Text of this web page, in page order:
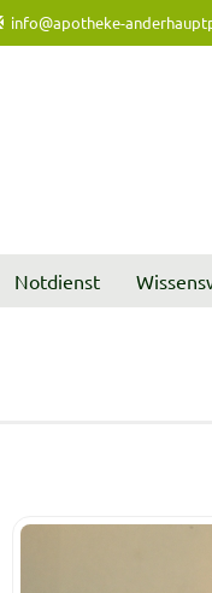
info@apotheke-
Notdienst